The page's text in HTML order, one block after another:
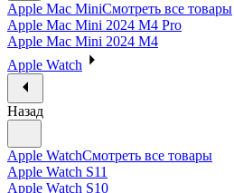
Apple Mac MiniСмотреть все товары
Apple Mac Mini 2024 M4 Pro
Apple Mac Mini 2024 M4
Apple Watch
Назад
Apple WatchСмотреть все товары
Apple Watch S11
Apple Watch S10